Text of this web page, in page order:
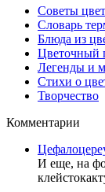
Советы
Словарь
Блюда из
Цветочный
Легенды и
Стихи о
Творчество
Комментарии
И еще, на